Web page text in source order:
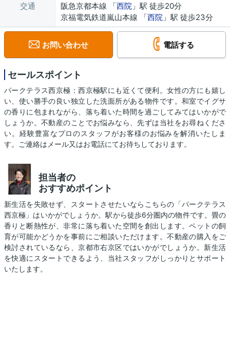
交通
阪急京都本線 「西院 」駅 徒歩20分
京福電気鉄道嵐山本線 「西院 」駅 徒歩23分
お問い合わせ 電話する
セールスポイント
パークテラス西京極：西京極駅にも近くて便利。女性の方にも嬉し
い、使い勝手の良い独立した洗面所がある物件です。和室でイグサ
の香りに包まれながら、落ち着いた時間を過ごしてみてはいかがで
しょうか。不動産のことでお悩みなら、先ずは当社をお尋ねくださ
い。経験豊富なプロのスタッフがお客様のお悩みを解消いたしま
す。ご連絡はメール又はお電話にてお待ちしております。
担当者の
おすすめポイント
新生活を失敗せず、スタートさせたいならこちらの「パークテラス
西京極」はいかがでしょうか。駅から徒歩6分圏内の物件です。畳の
香りと断熱性が、非常に落ち着いた空間を創出します。ペットの飼
育が可能かどうかを事前にご相談いただけます。不動産の購入をご
検討されているなら、京都市右京区ではいかがでしょうか。新生活
を快適にスタートできるよう、当社スタッフがしっかりとサポート
いたします。